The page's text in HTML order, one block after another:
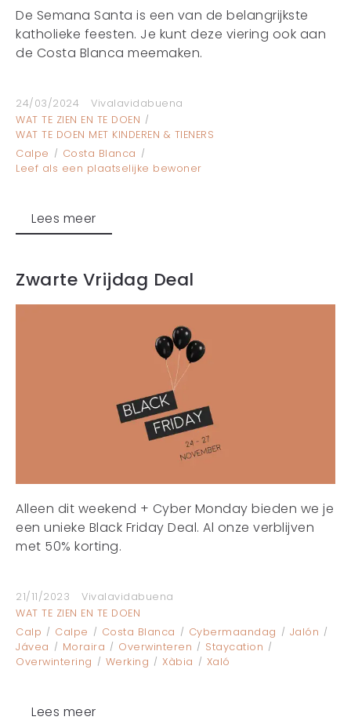
De Semana Santa is een van de belangrijkste
katholieke feesten. Je kunt deze viering ook aan
de Costa Blanca meemaken.
24/03/2024
Vivalavidabuena
WAT TE ZIEN EN TE DOEN
WAT TE DOEN MET KINDEREN & TIENERS
Calpe
Costa Blanca
Leef als een plaatselijke bewoner
Lees meer
Zwarte Vrijdag Deal
Alleen dit weekend + Cyber Monday bieden we je
een unieke Black Friday Deal. Al onze verblijven
met 50% korting.
21/11/2023
Vivalavidabuena
WAT TE ZIEN EN TE DOEN
Calp
Calpe Costa Blanca Cybermaandag
Jalón
Jávea
Moraira Overwinteren
Staycation
Overwintering
Werking Xàbia Xaló
Lees meer